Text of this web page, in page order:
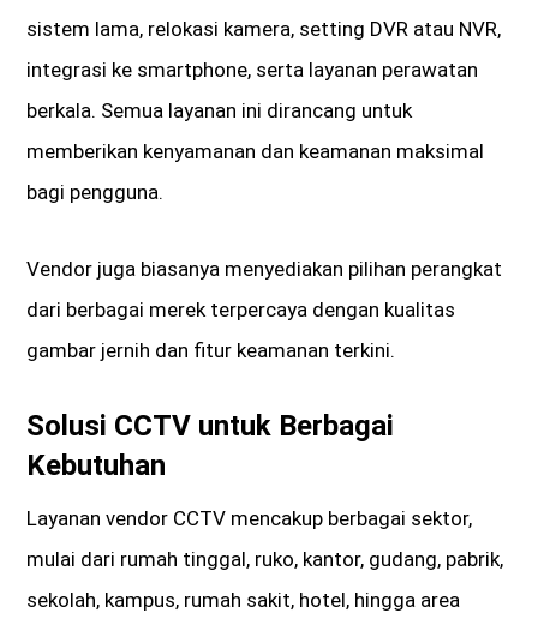
sistem lama, relokasi kamera, setting DVR atau NVR,
integrasi ke smartphone, serta layanan perawatan
berkala. Semua layanan ini dirancang untuk
memberikan kenyamanan dan keamanan maksimal
bagi pengguna.
Vendor juga biasanya menyediakan pilihan perangkat
dari berbagai merek terpercaya dengan kualitas
gambar jernih dan fitur keamanan terkini.
Solusi CCTV untuk Berbagai
Kebutuhan
Layanan vendor CCTV mencakup berbagai sektor,
mulai dari rumah tinggal, ruko, kantor, gudang, pabrik,
sekolah, kampus, rumah sakit, hotel, hingga area